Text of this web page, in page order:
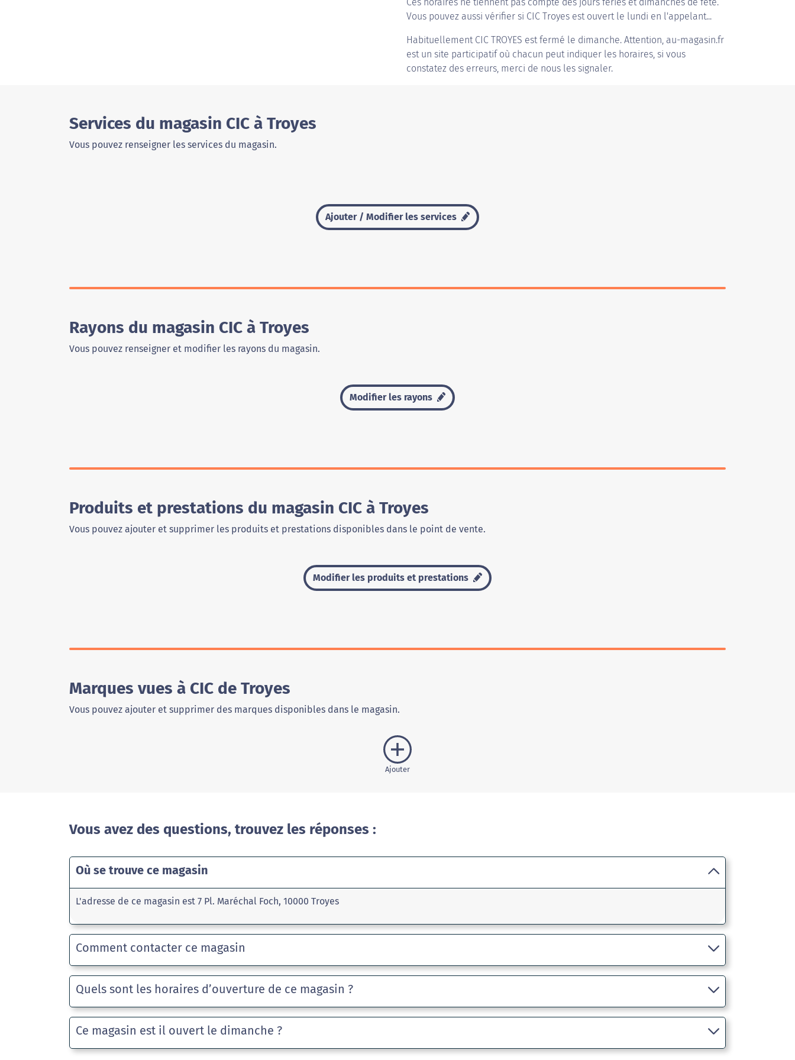
Vous pouvez aussi vérifier si CIC Troyes est ouvert le lundi en l'appelant...
Habituellement CIC TROYES est fermé le dimanche. Attention, au-magasin.fr
est un site participatif où chacun peut indiquer les horaires, si vous
constatez des erreurs, merci de nous les signaler.
Services du magasin CIC à Troyes
Vous pouvez renseigner les services du magasin.
Ajouter / Modifier les services
Rayons du magasin CIC à Troyes
Vous pouvez renseigner et modifier les rayons du magasin.
Modifier les rayons
Produits et prestations du magasin CIC à Troyes
Vous pouvez ajouter et supprimer les produits et prestations disponibles dans le point de vente.
Modifier les produits et prestations
Marques vues à CIC de Troyes
Vous pouvez ajouter et supprimer des marques disponibles dans le magasin.
Ajouter
Vous avez des questions, trouvez les réponses :
Où se trouve ce magasin
L'adresse de ce magasin est 7 Pl. Maréchal Foch, 10000 Troyes
Comment contacter ce magasin
Quels sont les horaires d’ouverture de ce magasin ?
Ce magasin est il ouvert le dimanche ?